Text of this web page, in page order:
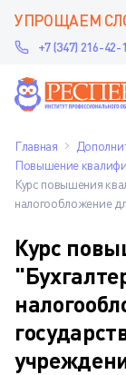
УПРОЩАЕМ
+7 (347) 216-42-
Главная
Повышение
Курс повышения
налогообложение
Курс